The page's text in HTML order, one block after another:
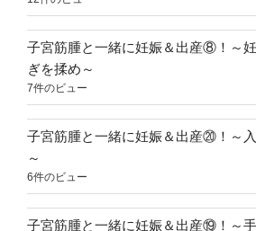
～”
子宮筋腫と一緒に妊娠＆出産⑧！～
ぎを揉め～
7件のビュー
子宮筋腫と一緒に妊娠＆出産⑳！～
～
6件のビュー
子宮筋腫と一緒に妊娠＆出産⑲！～